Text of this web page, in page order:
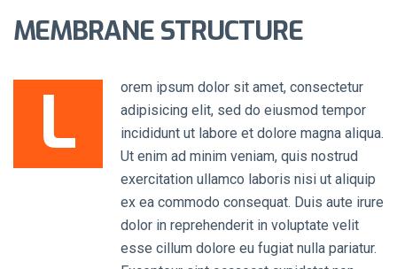
MEMBRANE STRUCTURE
L
orem ipsum dolor sit amet, consectetur
adipisicing elit, sed do eiusmod tempor
incididunt ut labore et dolore magna aliqua.
Ut enim ad minim veniam, quis nostrud
exercitation ullamco laboris nisi ut aliquip
ex ea commodo consequat. Duis aute irure
dolor in reprehenderit in voluptate velit
esse cillum dolore eu fugiat nulla pariatur.